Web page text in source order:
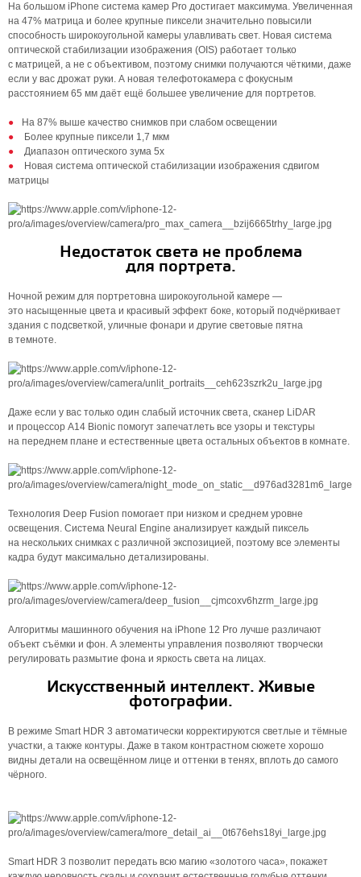
На большом iPhone система камер Pro достигает максимума. Увеличенная
на 47% матрица и более крупные пиксели значительно повысили
способность широкоугольной камеры улавливать свет. Новая система
оптической стабилизации изображения (OIS) работает только
с матрицей, а не с объективом, поэтому снимки получаются чёткими, даже
если у вас дрожат руки. А новая телефотокамера с фокусным
расстоянием 65 мм даёт ещё большее увеличение для портретов.
На 87% выше качество снимков при слабом освещении
Более крупные пиксели 1,7 мкм
Диапазон оптического зума 5x
Новая система оптической стабилизации изображения сдвигом
матрицы
Недостаток света не проблема
для портрета.
Ночной режим для портретовна широкоугольной камере —
это насыщенные цвета и красивый эффект боке, который подчёркивает
здания с подсветкой, уличные фонари и другие световые пятна
в темноте.
Даже если у вас только один слабый источник света, сканер LiDAR
и процессор A14 Bionic помогут запечатлеть все узоры и текстуры
на переднем плане и естественные цвета остальных объектов в комнате.
Технология Deep Fusion помогает при низком и среднем уровне
освещения. Система Neural Engine анализирует каждый пиксель
на нескольких снимках с различной экспозицией, поэтому все элементы
кадра будут максимально детализированы.
Алгоритмы машинного обучения на iPhone 12 Pro лучше различают
объект съёмки и фон. А элементы управления позволяют творчески
регулировать размытие фона и яркость света на лицах.
Искусственный интеллект. Живые
фотографии.
В режиме Smart HDR 3 автоматически корректируются светлые и тёмные
участки, а также контуры. Даже в таком контрастном сюжете хорошо
видны детали на освещённом лице и оттенки в тенях, вплоть до самого
чёрного.
Smart HDR 3 позволит передать всю магию «золотого часа», покажет